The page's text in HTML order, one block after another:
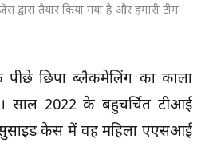
द्वारा तैयार किया गया है और हमारी टीम
पीछे छिपा ब्लैकमेलिंग का काला
साल 2022 के बहुचर्चित टीआई
केस में वह महिला एएसआई